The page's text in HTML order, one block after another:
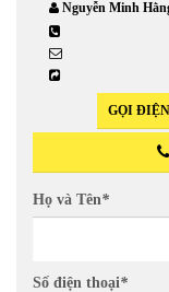
Nguyễn Minh
GỌI ĐIỆN
Họ và Tên*
Số điện thoại*